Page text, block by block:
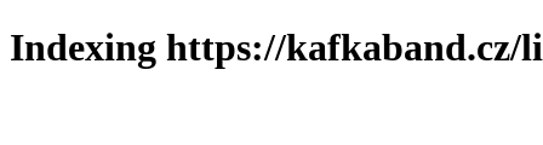
Indexing https://kafkaband.cz/